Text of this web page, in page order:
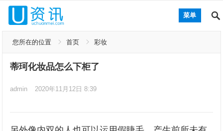
菜单
您所在的位置 首页 彩妆
蒂珂化妆品怎么下柜了
admin 2020年11月12日 8:39